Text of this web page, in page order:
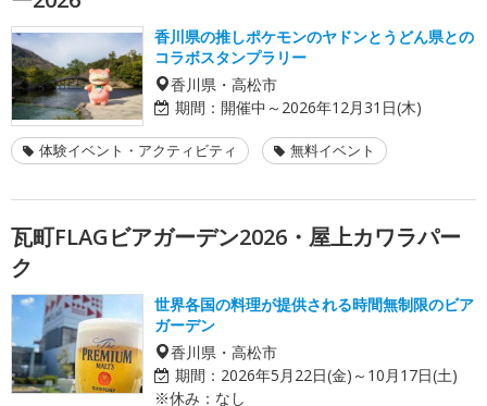
香川県の推しポケモンのヤドンとうどん県との
コラボスタンプラリー
香川県・高松市
期間： 開催中～2026年12月31日(木)
体験イベント・アクティビティ 無料イベント
瓦町FLAGビアガーデン2026・屋上カワラパー
ク
世界各国の料理が提供される時間無制限のビア
ガーデン
香川県・高松市
期間： 2026年5月22日(金)～10月17日(土)
※休み：なし